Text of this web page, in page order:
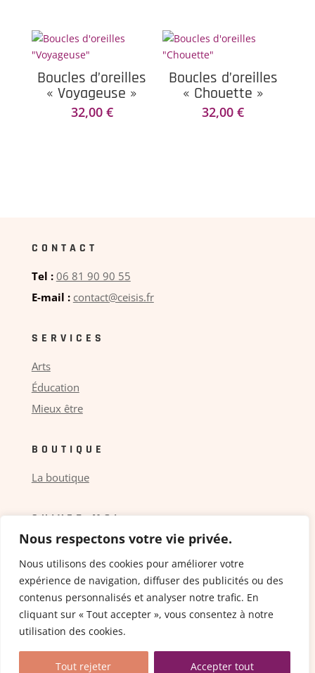
Nous respectons votre vie privée.
Nous utilisons des cookies pour améliorer votre
expérience de navigation, diffuser des publicités ou des
contenus personnalisés et analyser notre trafic. En
cliquant sur « Tout accepter », vous consentez à notre
utilisation des cookies.
Tout rejeter Accepter tout
Boucles d’oreilles
« Voyageuse »
32,00 €
Boucles d’oreilles
« Chouette »
32,00€
CONTACT
Tel : 06 81 90 90 55
E-mail : contact@ceisis.fr
SERVICES
Arts
Éducation
Mieux être
BOUTIQUE
La boutique
SUIVEZ-MOI
Copyright © 2024 ceicis.fr |Mentions légales–
Politique de confidentialité
Agency